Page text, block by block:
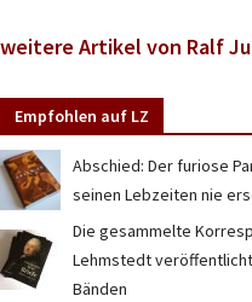
weitere Artikel von Ralf
Empfohlen auf LZ
Abschied: Der furiose
seinen Lebzeiten nie
Die gesammelte
Lehmstedt
Bänden